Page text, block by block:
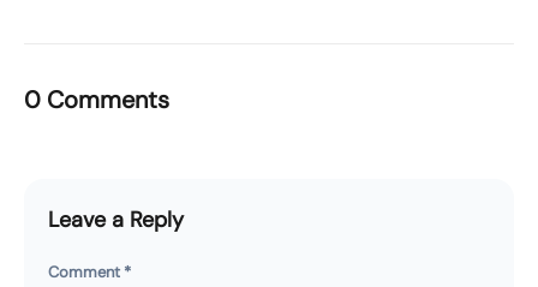
0 Comments
Leave a Reply
Comment *